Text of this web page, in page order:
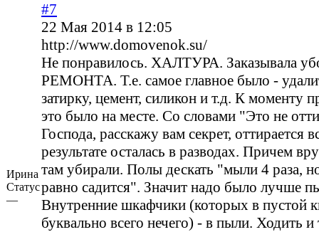
Ирина
Статус
—
#7
22 Мая 2014 в 12:05
http://www.domovenok.su/
Не понравилось. ХАЛТУРА. Заказывала
РЕМОНТА. Т.е. самое главное было -
затирку, цемент, силикон и т.д. К моменту
это было на месте. Со словами "Это не
Господа, расскажу вам секрет, оттирается
результате осталась в разводах. Причем
там убирали. Полы дескать "мыли 4 раза,
равно садится". Значит надо было лучше
Внутренние шкафчики (которых в пустой
буквально всего нечего) - в пыли. Ходить и